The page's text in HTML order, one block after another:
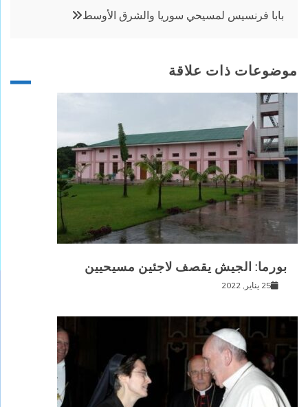
بابا فرنسيس لمسيحي سوريا والشرق الأوسط
موضوعات ذات علاقة
بورما: الجيش يقصف لاجئين مسيحيين
25 يناير, 2022